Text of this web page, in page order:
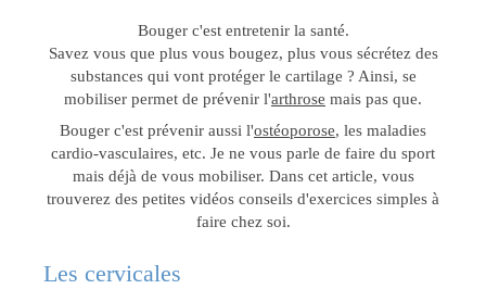
Bouger c'est entretenir la santé.
Savez vous que plus vous bougez, plus vous sécrétez des
substances qui vont protéger le cartilage ? Ainsi, se
mobiliser permet de prévenir l'arthrose mais pas que.
Bouger c'est prévenir aussi l'ostéoporose, les maladies
cardio-vasculaires, etc. Je ne vous parle de faire du sport
mais déjà de vous mobiliser. Dans cet article, vous
trouverez des petites vidéos conseils d'exercices simples à
faire chez soi.
Les cervicales